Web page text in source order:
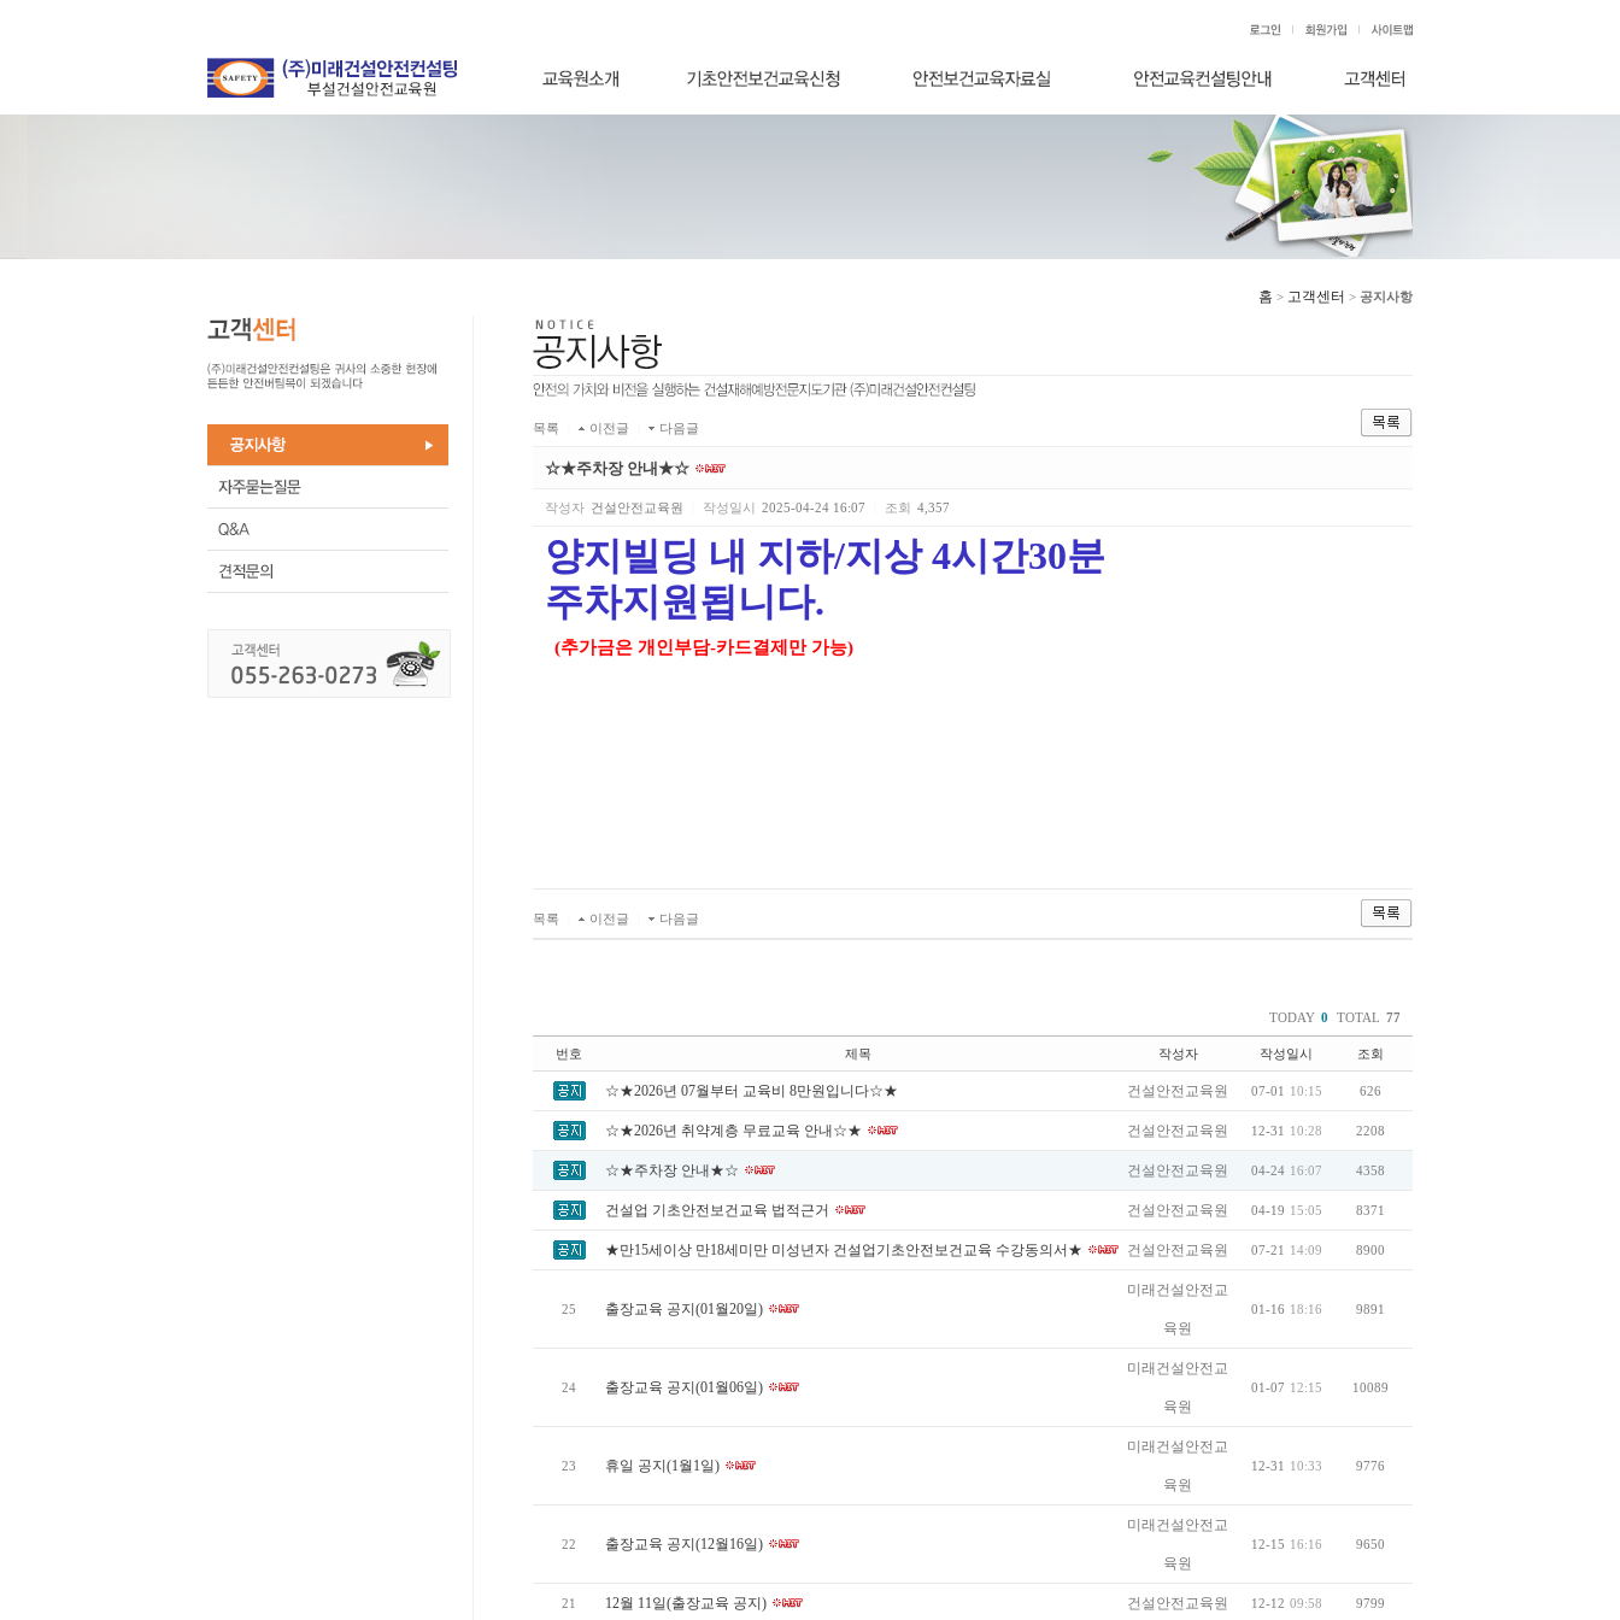
홈 > 고객센터 > 공지사항
목록 이전글 다음글
☆★주차장 안내★☆
작성자 건설안전교육원 작성일시 2025-04-24 16:07 조회 4,357
양지빌딩 내 지하/지상 4시간30분
주차지원됩니다.
(추가금은 개인부담-카드결제만 가능)
목록 이전글 다음글
TODAY 0 TOTAL 77
번호 제목 작성자 작성일시 조회
☆★2026년 07월부터 교육비 8만원입니다☆★ 건설안전교육원 07-01 10:15 626
☆★2026년 취약계층 무료교육 안내☆★ 건설안전교육원 12-31 10:28 2208
☆★주차장 안내★☆ 건설안전교육원 04-24 16:07 4358
건설업 기초안전보건교육 법적근거 건설안전교육원 04-19 15:05 8371
★만15세이상 만18세미만 미성년자 건설업기초안전보건교육 수강동의서★ 건설안전교육원 07-21 14:09 8900
25 출장교육 공지(01월20일)
미래건설안전교
육원
01-16 18:16 9891
24 출장교육 공지(01월06일)
미래건설안전교
육원
01-07 12:15 10089
23 휴일 공지(1월1일)
미래건설안전교
육원
12-31 10:33 9776
22 출장교육 공지(12월16일)
미래건설안전교
육원
12-15 16:16 9650
21 12월 11일(출장교육 공지) 건설안전교육원 12-12 09:58 9799